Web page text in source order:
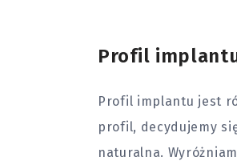
Profil
Profil implantu jest
profil, decydujemy
naturalna.